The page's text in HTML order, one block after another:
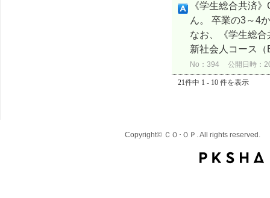
《学生総合共済
ん。 卒業の3～4
なお、《学生総
新社会人コース
No：394 公開日時：
21件中 1 - 10 件を表示
Copyright© ＣＯ･ＯＰ. All rights reserved.